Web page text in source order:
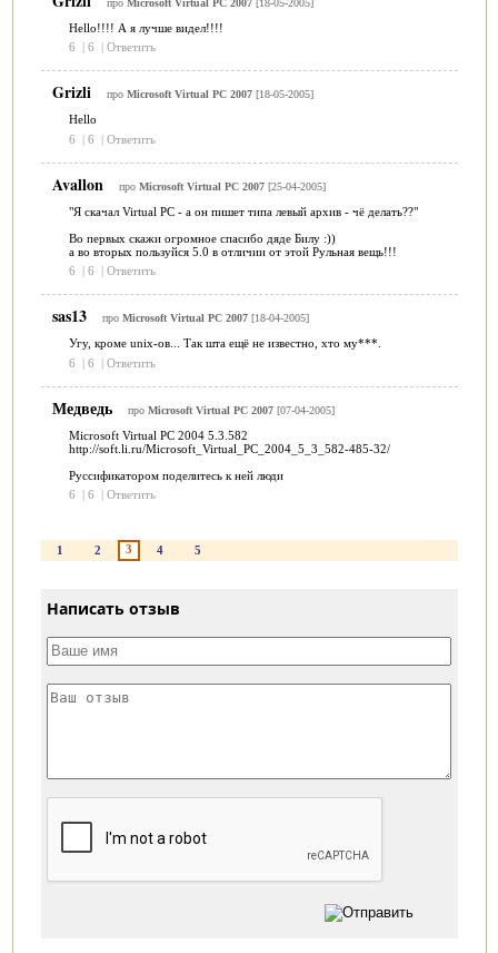
Hello!!!! А я лучше видел!!!!
6
| 6 | Ответить
Grizli про Microsoft Virtual PC 2007 [18-05-2005]
Hello
6
| 6 | Ответить
Avallon про Microsoft Virtual PC 2007 [25-04-2005]
"Я скачал Virtual PC - а он пишет типа левый архив - чё делать??"
Во первых скажи огромное спасибо дяде Билу :))
а во вторых пользуйся 5.0 в отличии от этой Рульная вещь!!!
6
| 6 | Ответить
sas13 про Microsoft Virtual PC 2007 [18-04-2005]
Угу, кроме unix-ов... Так шта ещё не известно, хто му***.
6
| 6 | Ответить
Медведь про Microsoft Virtual PC 2007 [07-04-2005]
Microsoft Virtual PC 2004 5.3.582
http://soft.li.ru/Microsoft_Virtual_PC_2004_5_3_582-485-32/
Руссификатором поделитесь к ней люди
6
| 6 | Ответить
1 2 3 4 5
Написать отзыв